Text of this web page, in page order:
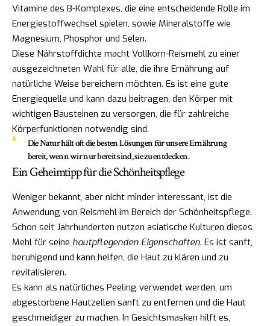
Vitamine des B-Komplexes, die eine entscheidende Rolle im
Energiestoffwechsel spielen, sowie Mineralstoffe wie
Magnesium, Phosphor und Selen.
Diese Nährstoffdichte macht Vollkorn-Reismehl zu einer
ausgezeichneten Wahl für alle, die ihre Ernährung auf
natürliche Weise bereichern möchten. Es ist eine gute
Energiequelle und kann dazu beitragen, den Körper mit
wichtigen Bausteinen zu versorgen, die für zahlreiche
Körperfunktionen notwendig sind.
Die Natur hält oft die besten Lösungen für unsere Ernährung
bereit, wenn wir nur bereit sind, sie zu entdecken.
Ein Geheimtipp für die Schönheitspflege
Weniger bekannt, aber nicht minder interessant, ist die
Anwendung von Reismehl im Bereich der Schönheitspflege.
Schon seit Jahrhunderten nutzen asiatische Kulturen dieses
Mehl für seine hautpflegenden Eigenschaften. Es ist sanft,
beruhigend und kann helfen, die Haut zu klären und zu
revitalisieren.
Es kann als natürliches Peeling verwendet werden, um
abgestorbene Hautzellen sanft zu entfernen und die Haut
geschmeidiger zu machen. In Gesichtsmasken hilft es,